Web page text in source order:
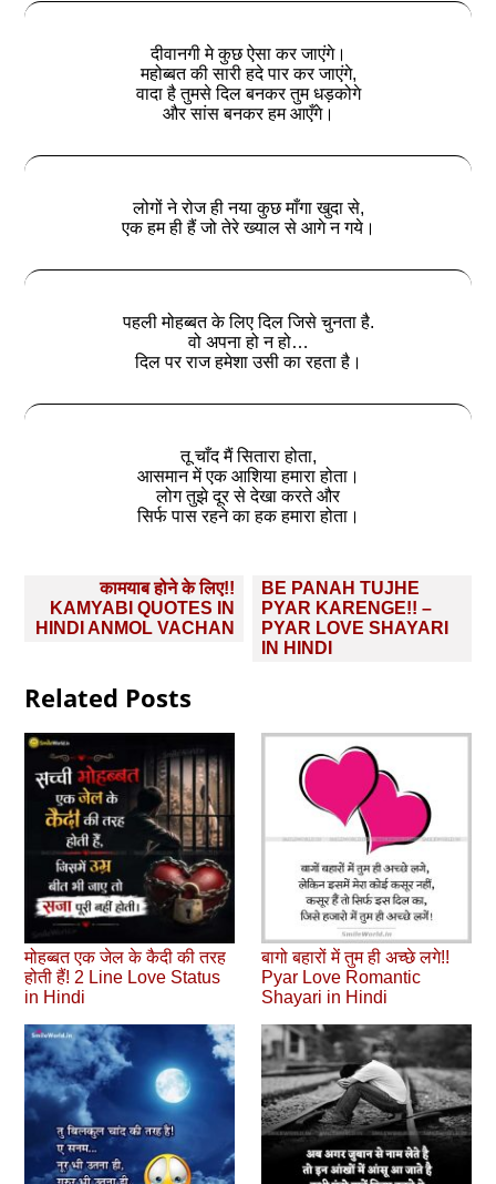
दीवानगी मे कुछ ऐसा कर जाएंगे।
महोब्बत की सारी हदे पार कर जाएंगे,
वादा है तुमसे दिल बनकर तुम धड़कोगे
और सांस बनकर हम आएँगे।
लोगों ने रोज ही नया कुछ माँगा खुदा से,
एक हम ही हैं जो तेरे ख्याल से आगे न गये।
पहली मोहब्बत के लिए दिल जिसे चुनता है.
वो अपना हो न हो…
दिल पर राज हमेशा उसी का रहता है।
तू चाँद मैं सितारा होता,
आसमान में एक आशिया हमारा होता।
लोग तुझे दूर से देखा करते और
सिर्फ पास रहने का हक हमारा होता।
navigation
कामयाब होने के लिए!!
KAMYABI QUOTES IN
HINDI ANMOL VACHAN
BE PANAH TUJHE
PYAR KARENGE!! –
PYAR LOVE SHAYARI
IN HINDI
Related Posts
मोहब्‍बत एक जेल के कैदी की तरह
होती हैं! 2 Line Love Status
in Hindi
बागो बहारों में तुम ही अच्छे लगे!!
Pyar Love Romantic
Shayari in Hindi